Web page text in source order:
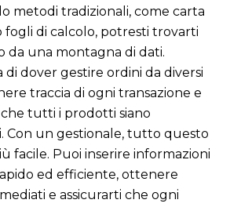
metodi tradizionali, come carta
fogli di calcolo, potresti trovarti
da una montagna di dati.
di dover gestire ordini da diversi
traccia di ogni transazione e
tutti i prodotti siano
Con un gestionale, tutto questo
facile. Puoi inserire informazioni
ed efficiente, ottenere
e assicurarti che ogni